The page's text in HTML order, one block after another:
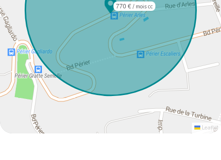
770 € / mois cc
Leaflet